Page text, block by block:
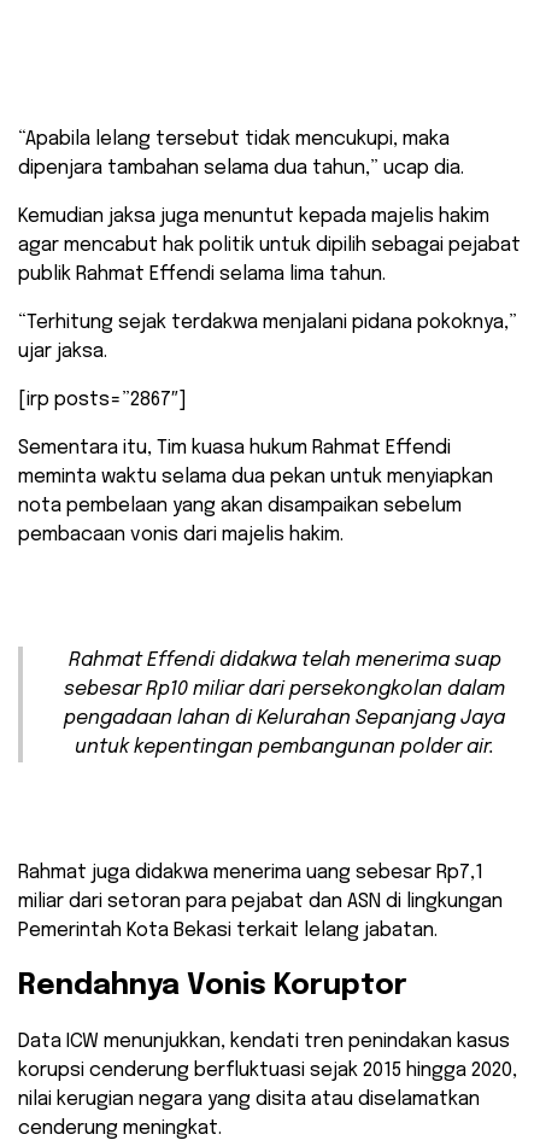
“Apabila lelang tersebut tidak mencukupi, maka
dipenjara tambahan selama dua tahun,” ucap dia.
Kemudian jaksa juga menuntut kepada majelis hakim
agar mencabut hak politik untuk dipilih sebagai pejabat
publik Rahmat Effendi selama lima tahun.
“Terhitung sejak terdakwa menjalani pidana pokoknya,”
ujar jaksa.
[irp posts=”2867″]
Sementara itu, Tim kuasa hukum Rahmat Effendi
meminta waktu selama dua pekan untuk menyiapkan
nota pembelaan yang akan disampaikan sebelum
pembacaan vonis dari majelis hakim.
Rahmat Effendi didakwa telah menerima suap
sebesar Rp10 miliar dari persekongkolan dalam
pengadaan lahan di Kelurahan Sepanjang Jaya
untuk kepentingan pembangunan polder air.
Rahmat juga didakwa menerima uang sebesar Rp7,1
miliar dari setoran para pejabat dan ASN di lingkungan
Pemerintah Kota Bekasi terkait lelang jabatan.
Rendahnya Vonis Koruptor
Data ICW menunjukkan, kendati tren penindakan kasus
korupsi cenderung berfluktuasi sejak 2015 hingga 2020,
nilai kerugian negara yang disita atau diselamatkan
cenderung meningkat.